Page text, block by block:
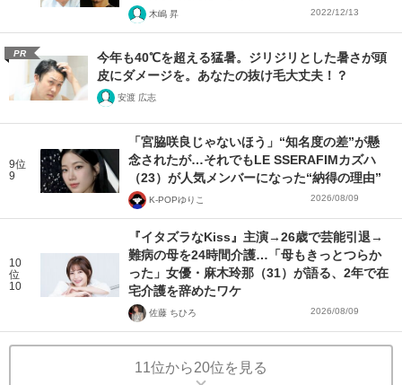
木嶋 昇 2022/12/13
PR
今年も40℃を超える猛暑。ジリジリとした暑さが頭
皮にダメージを。あなたの抜け毛大丈夫！？
安渡 広志
9位
9
「宮脇咲良じゃないほう」“知名度の差”が懸
念されたが…それでもLE SSERAFIMカズハ
（23）が人気メンバーになった“納得の理由”
K-POPゆりこ 2026/08/09
10
位
10
『イタズラなKiss』主演→26歳で芸能引退→
難病の母を24時間介護…「母もきっとつらか
った」女優・麻木玲那（31）が語る、2年で在
宅介護を辞めたワケ
佐藤 ちひろ 2026/08/09
11位から20位を見る